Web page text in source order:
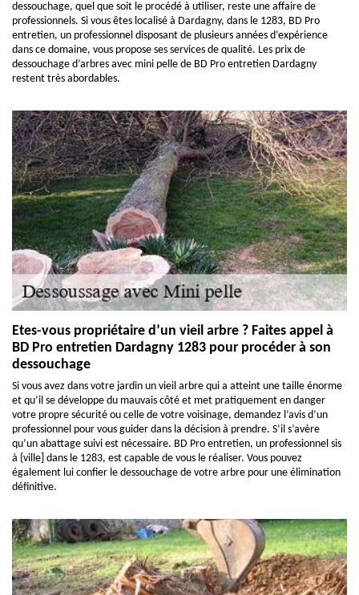
dessouchage, quel que soit le procédé à utiliser, reste une affaire de
professionnels. Si vous êtes localisé à Dardagny, dans le 1283, BD Pro
entretien, un professionnel disposant de plusieurs années d’expérience
dans ce domaine, vous propose ses services de qualité. Les prix de
dessouchage d’arbres avec mini pelle de BD Pro entretien Dardagny
restent très abordables.
Etes-vous propriétaire d’un vieil arbre ? Faites appel à
BD Pro entretien Dardagny 1283 pour procéder à son
dessouchage
Si vous avez dans votre jardin un vieil arbre qui a atteint une taille énorme
et qu’il se développe du mauvais côté et met pratiquement en danger
votre propre sécurité ou celle de votre voisinage, demandez l’avis d’un
professionnel pour vous guider dans la décision à prendre. S’il s’avère
qu’un abattage suivi est nécessaire. BD Pro entretien, un professionnel sis
à {ville] dans le 1283, est capable de vous le réaliser. Vous pouvez
également lui confier le dessouchage de votre arbre pour une élimination
définitive.